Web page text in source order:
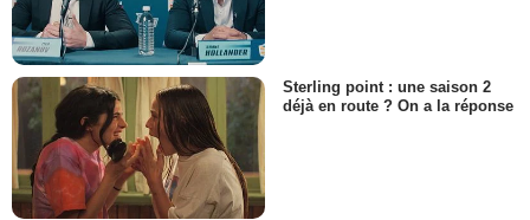
Sterling point : une saison 2
déjà en route ? On a la réponse